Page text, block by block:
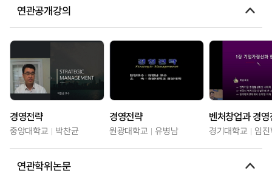
연관공개강의
경영전략
중앙대학교 박찬균
경영전략
원광대학교 유병남
벤처창업과 경
경기대학교 임
연관학위논문